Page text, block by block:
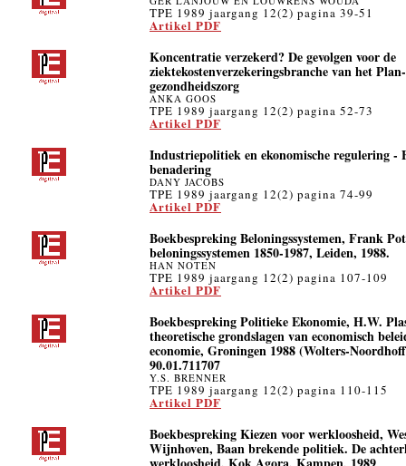
TPE 1989 jaargang 12(2) pagina 39-51
Artikel PDF
Koncentratie verzekerd? De gevolgen voor de
ziektekostenverzekeringsbranche van het
gezondheidszorg
ANKA GOOS
TPE 1989 jaargang 12(2) pagina 52-73
Artikel PDF
Industriepolitiek en ekonomische regulering -
benadering
DANY JACOBS
TPE 1989 jaargang 12(2) pagina 74-99
Artikel PDF
Boekbespreking Beloningssystemen, Frank
beloningssystemen 1850-1987, Leiden, 1988.
HAN NOTEN
TPE 1989 jaargang 12(2) pagina 107-109
Artikel PDF
Boekbespreking Politieke Ekonomie, H.W.
theoretische grondslagen van economisch
economie, Groningen 1988 (Wolters-
90.01.711707
Y.S. BRENNER
TPE 1989 jaargang 12(2) pagina 110-115
Artikel PDF
Boekbespreking Kiezen voor werkloosheid,
Wijnhoven, Baan brekende politiek. De